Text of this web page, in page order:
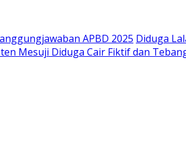
APBD 2025 Diduga
Mesuji Diduga Cair Fiktif dan